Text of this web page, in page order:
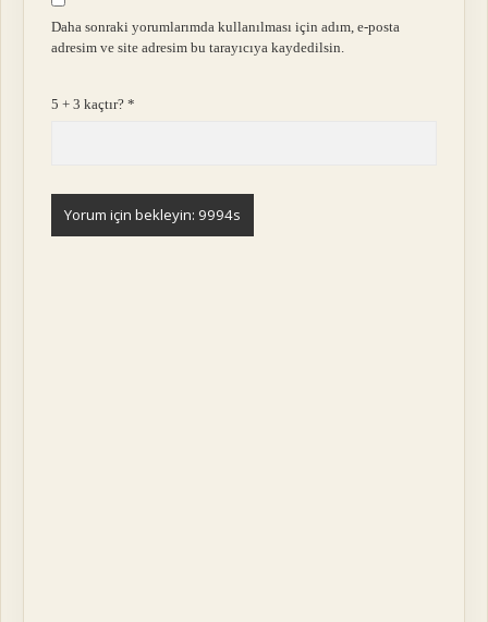
Daha sonraki yorumlarımda kullanılması için adım, e-posta
adresim ve site adresim bu tarayıcıya kaydedilsin.
5 + 3 kaçtır?*